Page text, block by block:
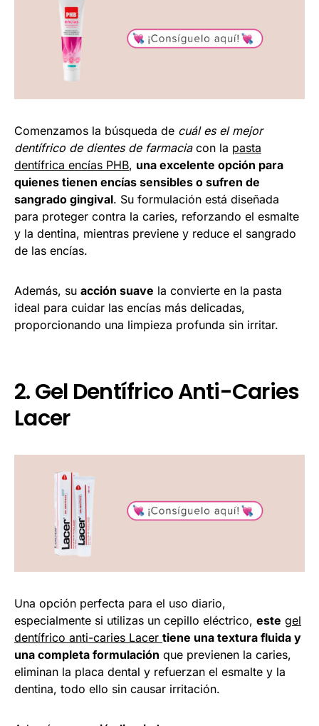
Comenzamos la búsqueda de cuál es el mejor
dentífrico de dientes de farmaciacon la pasta
dentífrica encías PHB, una excelente opción para
quienes tienen encías sensibles o sufren de
sangrado gingival. Su formulación está diseñada
para proteger contra la caries, reforzando el esmalte
y la dentina, mientras previene y reduce el sangrado
de las encías.
Además, su acción suave la convierte en la pasta
ideal para cuidar las encías más delicadas,
proporcionando una limpieza profunda sin irritar.
2. Gel Dentífrico Anti-Caries
Lacer
Una opción perfecta para el uso diario,
especialmente si utilizas un cepillo eléctrico, este gel
dentífrico anti-caries Lacer tiene una textura fluida y
una completa formulación que previenen la caries,
eliminan la placa dental y refuerzan el esmalte y la
dentina, todo ello sin causar irritación.